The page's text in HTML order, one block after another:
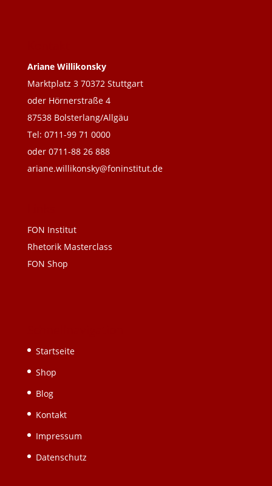
Ariane Willikonsky
Marktplatz 3 70372 Stuttgart
oder Hörnerstraße 4
87538 Bolsterlang/Allgäu
Tel: 0711-99 71 0000
oder 0711-88 26 888
ariane.willikonsky@foninstitut.de
FON Institut
Rhetorik Masterclass
FON Shop
Startseite
Shop
Blog
Kontakt
Impressum
Datenschutz